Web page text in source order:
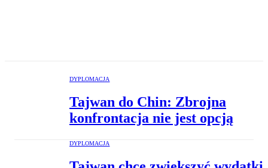
DYPLOMACJA
Tajwan do Chin: Zbrojna
konfrontacja nie jest opcją
DYPLOMACJA